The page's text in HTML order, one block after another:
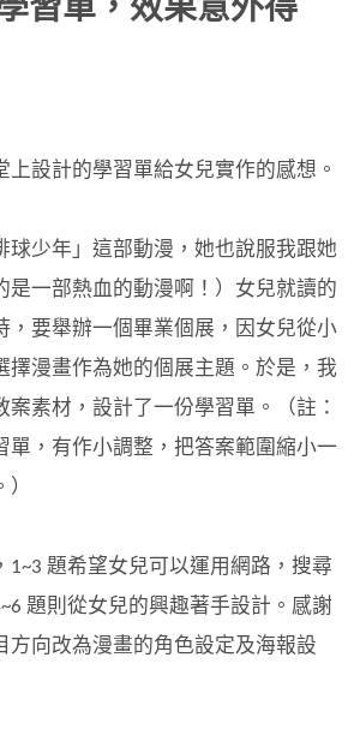
習單，效果意外得
上設計的學習單給女兒實作的感想。
球少年」這部動漫，她也說服我跟她
是一部熱血的動漫啊！）女兒就讀的
，要舉辦一個畢業個展，因女兒從小
擇漫畫作為她的個展主題。於是，我
案素材，設計了一份學習單。（註：
單，有作小調整，把答案範圍縮小一
1~3 題希望女兒可以運用網路，搜尋
題則從女兒的興趣著手設計。感謝
方向改為漫畫的角色設定及海報設